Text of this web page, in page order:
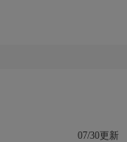
07/30更新